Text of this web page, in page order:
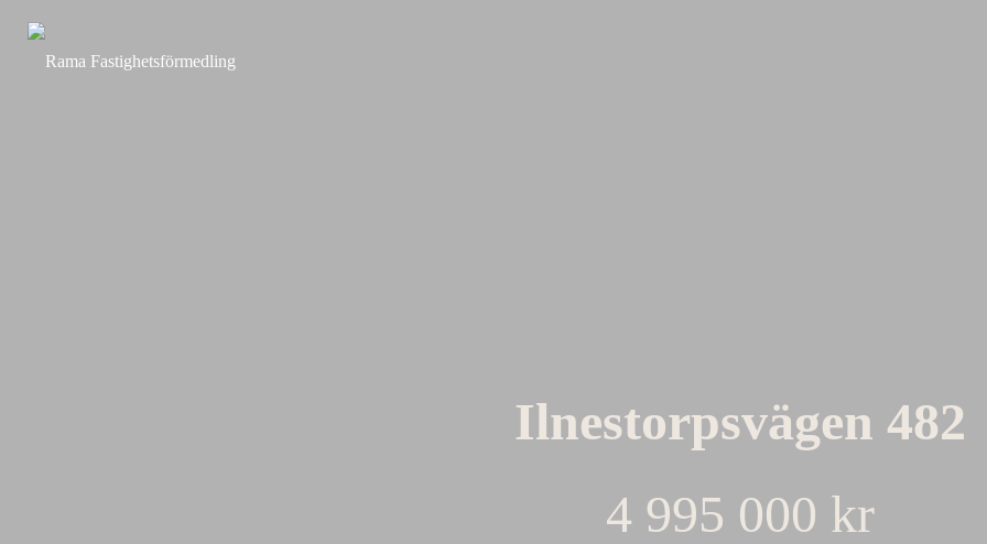
Ilnestorpsvägen 482
4 995 000 kr